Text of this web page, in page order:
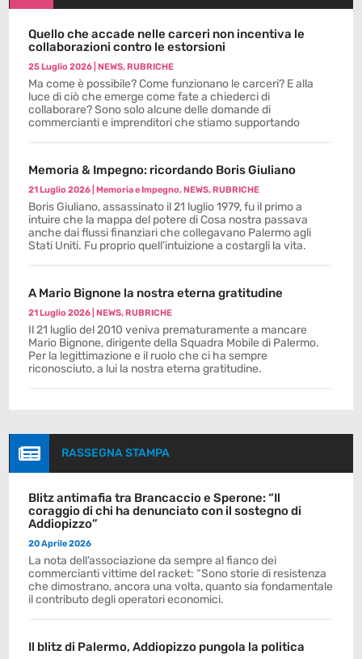
Quello che accade nelle carceri non incentiva le
collaborazioni contro le estorsioni
25 Luglio 2026 |NEWS,RUBRICHE
Ma come è possibile? Come funzionano le carceri? E alla
luce di ciò che emerge come fate a chiederci di
collaborare? Sono solo alcune delle domande di
commercianti e imprenditori che stiamo supportando
Memoria & Impegno: ricordando Boris Giuliano
21 Luglio 2026 |Memoria e Impegno,NEWS,RUBRICHE
Boris Giuliano, assassinato il 21 luglio 1979, fu il primo a
intuire che la mappa del potere di Cosa nostra passava
anche dai flussi finanziari che collegavano Palermo agli
Stati Uniti. Fu proprio quell’intuizione a costargli la vita.
A Mario Bignone la nostra eterna gratitudine
21 Luglio 2026 |NEWS,RUBRICHE
Il 21 luglio del 2010 veniva prematuramente a mancare
Mario Bignone, dirigente della Squadra Mobile di Palermo.
Per la legittimazione e il ruolo che ci ha sempre
riconosciuto, a lui la nostra eterna gratitudine.
 RASSEGNA STAMPA
Blitz antimafia tra Brancaccio e Sperone: “Il
coraggio di chi ha denunciato con il sostegno di
Addiopizzo”
20 Aprile 2026
La nota dell’associazione da sempre al fianco dei
commercianti vittime del racket: “Sono storie di resistenza
che dimostrano, ancora una volta, quanto sia fondamentale
il contributo degli operatori economici.
Il blitz di Palermo, Addiopizzo pungola la politica